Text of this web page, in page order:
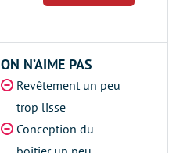
ON N’AIME PAS
Revêtement un peu
trop lisse
Conception du